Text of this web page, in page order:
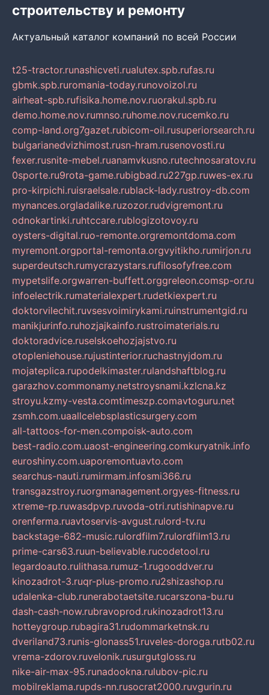
строительству и ремонту
Актуальный каталог компаний по всей России
t25-tractor.runashicveti.rualutex.spb.rufas.ru
gbmk.spb.ruromania-today.runovoizol.ru
airheat-spb.rufisika.home.nov.ruorakul.spb.ru
demo.home.nov.rumnso.ruhome.nov.rucemko.ru
comp-land.org7gazet.rubicom-oil.rusuperiorsearch.ru
bulgarianedvizhimost.rusn-hram.rusenovosti.ru
fexer.rusnite-mebel.ruanamvkusno.rutechnosaratov.ru
0sporte.ru9rota-game.rubigbad.ru227gp.ruwes-ex.ru
pro-kirpichi.ruisraelsale.rublack-lady.rustroy-db.com
mynances.orgladalike.ruzozor.rudvigremont.ru
odnokartinki.ruhtccare.rublogizotovoy.ru
oysters-digital.ruo-remonte.orgremontdoma.com
myremont.orgportal-remonta.orgvyitikho.rumirjon.ru
superdeutsch.rumycrazystars.rufilosofyfree.com
mypetslife.orgwarren-buffett.orggreleon.comsp-or.ru
infoelectrik.rumaterialexpert.rudetkiexpert.ru
doktorvilechit.ruvsesvoimirykami.ruinstrumentgid.ru
manikjurinfo.ruhozjajkainfo.rustroimaterials.ru
doktoradvice.ruselskoehozjajstvo.ru
otopleniehouse.rujustinterior.ruchastnyjdom.ru
mojateplica.rupodelkimaster.rulandshaftblog.ru
garazhov.commonamy.netstroysnami.kzlcna.kz
stroyu.kzmy-vesta.comtimeszp.comavtoguru.net
zsmh.com.uaallcelebsplasticsurgery.com
all-tattoos-for-men.compoisk-auto.com
best-radio.com.uaost-engineering.comkuryatnik.info
euroshiny.com.uaporemontuavto.com
searchus-nauti.rumirmam.infosmi366.ru
transgazstroy.ruorgmanagement.orgyes-fitness.ru
xtreme-rp.ruwasdpvp.ruvoda-otri.rutishinapve.ru
orenferma.ruavtoservis-avgust.rulord-tv.ru
backstage-682-music.rulordfilm7.rulordfilm13.ru
prime-cars63.ruun-believable.rucodetool.ru
legardoauto.rulithasa.rumuz-1.rugooddver.ru
kinozadrot-3.ruqr-plus-promo.ru2shizashop.ru
udalenka-club.runerabotaetsite.rucarszona-bu.ru
dash-cash-now.rubravoprod.rukinozadrot13.ru
hotteygroup.rubagira31.rudommarketnsk.ru
dveriland73.runis-glonass51.ruveles-doroga.rutb02.ru
vrema-zdorov.ruvelonik.rusurgutgloss.ru
nike-air-max-95.runadookna.rulubov-pic.ru
mobilreklama.rupds-nn.rusocrat2000.ruvgurin.ru